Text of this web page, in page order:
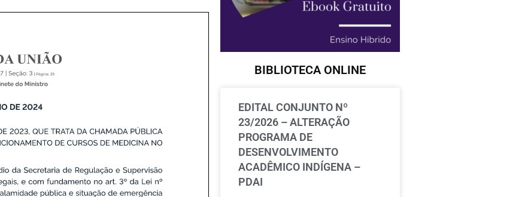
BIBLIOTECA ONLINE
EDITAL CONJUNTO Nº
23/2026 – ALTERAÇÃO
PROGRAMA DE
DESENVOLVIMENTO
ACADÊMICO INDÍGENA –
PDAI